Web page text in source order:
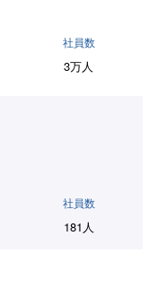
社員数
3万人
社員数
181人